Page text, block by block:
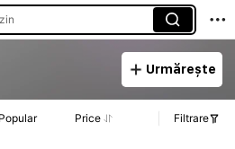
Urmărește
Price Filtrare